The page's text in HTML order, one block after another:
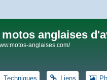
motos anglaises
anglaises.com/
Techniques Liens